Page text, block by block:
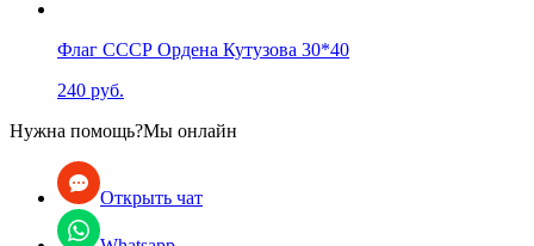
Флаг СССР Ордена Кутузова 30*40
240 руб.
Нужна помощь?Мы онлайн
Открыть чат